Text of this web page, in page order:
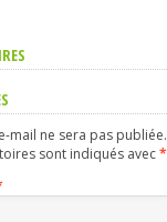
mail ne sera pas publiée.
sont indiqués avec*